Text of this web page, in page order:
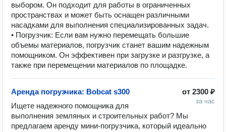
выбором. Он подходит для работы в ограниченных
пространствах и может быть оснащен различными
насадками для выполнения специализированных задач.
• Погрузчик: Если вам нужно перемещать большие
объемы материалов, погрузчик станет вашим надежным
помощником. Он эффективен при загрузке и разгрузке, а
также при перемещении материалов по площадке.
от 2300 ₽
за час
Аренда погрузчика: Bobcat s300
Ищете надежного помощника для
выполнения земляных и строительных работ? Мы
предлагаем аренду мини-погрузчика, который идеально